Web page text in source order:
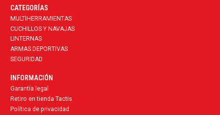
CATEGORÍAS
MULTIHERRAMIENTAS
CUCHILLOS Y NAVAJAS
LINTERNAS
ARMAS DEPORTIVAS
SEGURIDAD
INFORMACIÓN
Garantía legal
Retiro en tienda Tactis
Política de privacidad